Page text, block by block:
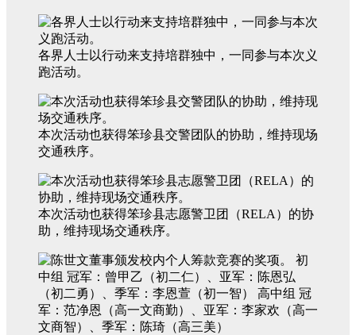
各界人士以行动来支持培群独中，一同参与本次义
跑活动。
本次活动也获得笨珍县交警团队的协助，维持现场
交通秩序。
本次活动也获得笨珍县志愿警卫团（RELA）的协
助，维持现场交通秩序。